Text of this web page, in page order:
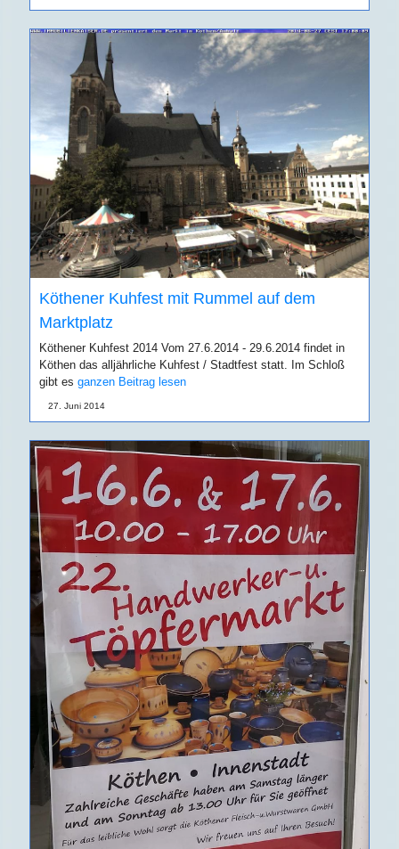
Köthener Kuhfest mit Rummel auf dem
Marktplatz
Köthener Kuhfest 2014 Vom 27.6.2014 - 29.6.2014 findet in
Köthen das alljährliche Kuhfest / Stadtfest statt. Im Schloß
gibt esganzen Beitrag lesen
27. Juni 2014